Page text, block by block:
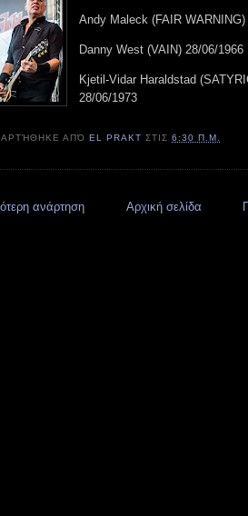
Andy Maleck (FAIR
Danny West (VAIN) 28/06/1966
Kjetil-Vidar Haraldstad
28/06/1973
ΑΠΌEL PRAKT ΣΤΙΣ6:30 Π.Μ.
ανάρτηση Αρχική σελίδα